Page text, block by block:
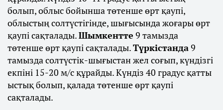
болып, облыс бойынша төтенше өрт қаупі,
облыстың солтүстігінде, шығысында жоғары өрт
қаупі сақталады.Шымкентте 9 тамызда
төтенше өрт қаупі сақталады.Түркістанда9
тамызда солтүстік-шығыстан жел соғып, күндізгі
екпіні 15-20 м/с құрайды. Күндіз 40 градус қатты
ыстық болып, қалада төтенше өрт қаупі
сақталады.